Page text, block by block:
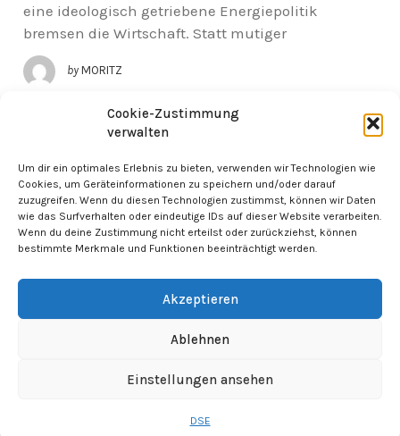
Cookie-Zustimmung
verwalten
Um dir ein optimales Erlebnis zu bieten, verwenden wir Technologien wie
Cookies, um Geräteinformationen zu speichern und/oder darauf
zuzugreifen. Wenn du diesen Technologien zustimmst, können wir Daten
wie das Surfverhalten oder eindeutige IDs auf dieser Website verarbeiten.
Wenn du deine Zustimmung nicht erteilst oder zurückziehst, können
bestimmte Merkmale und Funktionen beeinträchtigt werden.
Akzeptieren
Ablehnen
Einstellungen ansehen
DSE
eine ideologisch getriebene Energiepolitik
bremsen die Wirtschaft. Statt mutiger
by MORITZ
Cashplosiv 2025 -Imprint-Dataprivacy